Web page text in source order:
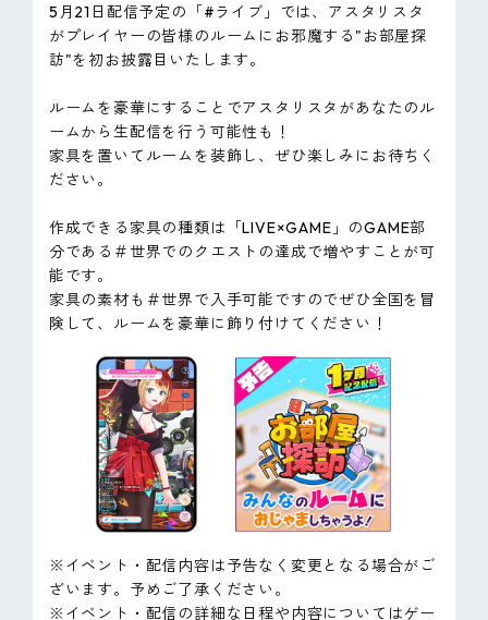
5月21日配信予定の「#ライブ」では、アスタリスタ
がプレイヤーの皆様のルームにお邪魔する"お部屋探
訪"を初お披露目いたします。
ルームを豪華にすることでアスタリスタがあなたのル
ームから生配信を行う可能性も！
家具を置いてルームを装飾し、ぜひ楽しみにお待ちく
ださい。
作成できる家具の種類は「LIVE×GAME」のGAME部
分である＃世界でのクエストの達成で増やすことが可
能です。
家具の素材も＃世界で入手可能ですのでぜひ全国を冒
険して、ルームを豪華に飾り付けてください！
※イベント・配信内容は予告なく変更となる場合がご
ざいます。予めご了承ください。
※イベント・配信の詳細な日程や内容についてはゲー